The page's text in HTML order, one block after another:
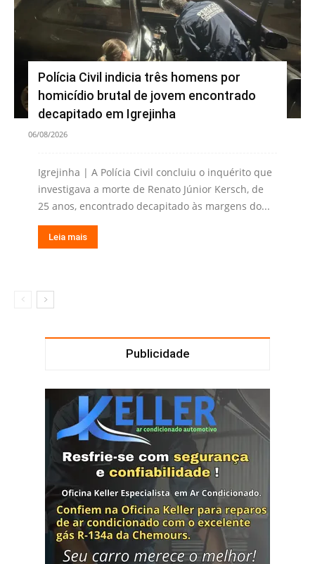
Polícia Civil indicia três homens por
homicídio brutal de jovem encontrado
decapitado em Igrejinha
06/08/2026
Igrejinha | A Polícia Civil concluiu o inquérito que
investigava a morte de Renato Júnior Kersch, de
25 anos, encontrado decapitado às margens do...
Leia mais
Publicidade